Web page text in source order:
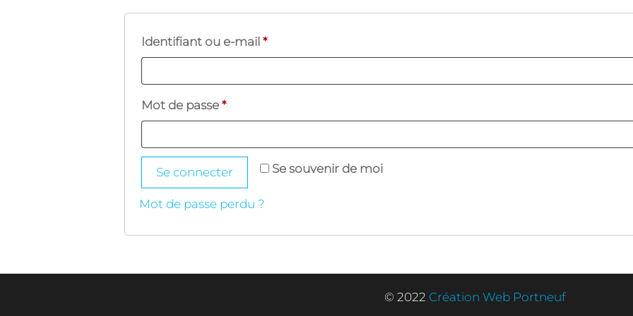
Identifiant ou e-mail *Obligatoire
Mot de passe *Obligatoire
Se souvenir de moi
Se connecter
Mot de passe perdu ?
© 2022 Création Web Portneuf